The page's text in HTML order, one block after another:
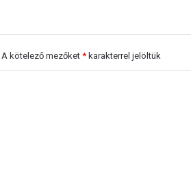
s
z
A kötelező mezőket * karakterrel jelöltük